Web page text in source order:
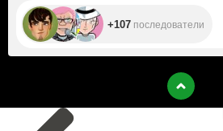
+107 последователи